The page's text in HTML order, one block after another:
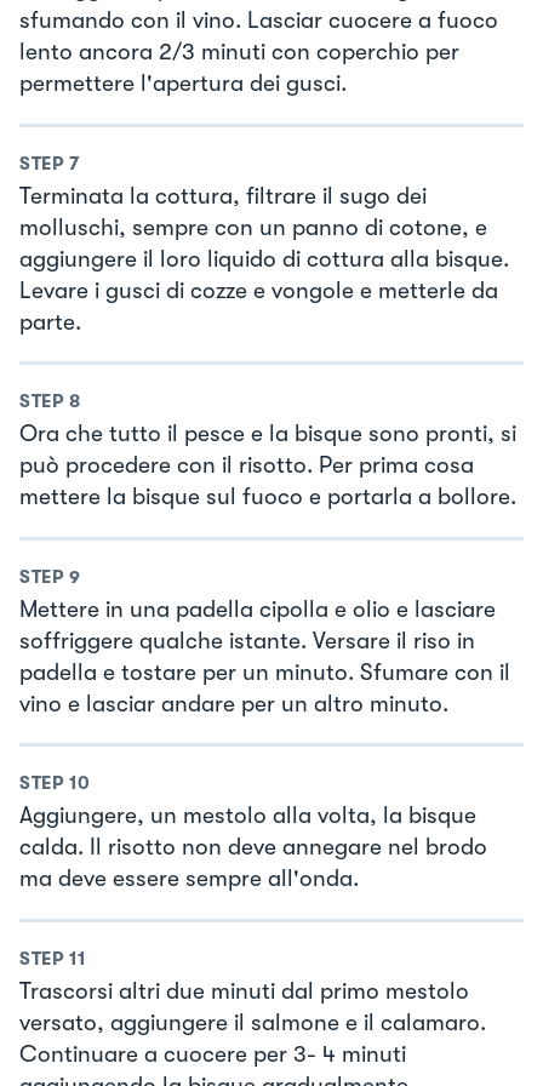
sfumando con il vino. Lasciar cuocere a fuoco
lento ancora 2/3 minuti con coperchio per
permettere l'apertura dei gusci.
STEP 7
Terminata la cottura, filtrare il sugo dei
molluschi, sempre con un panno di cotone, e
aggiungere il loro liquido di cottura alla bisque.
Levare i gusci di cozze e vongole e metterle da
parte.
STEP 8
Ora che tutto il pesce e la bisque sono pronti, si
può procedere con il risotto. Per prima cosa
mettere la bisque sul fuoco e portarla a bollore.
STEP 9
Mettere in una padella cipolla e olio e lasciare
soffriggere qualche istante. Versare il riso in
padella e tostare per un minuto. Sfumare con il
vino e lasciar andare per un altro minuto.
STEP 10
Aggiungere, un mestolo alla volta, la bisque
calda. Il risotto non deve annegare nel brodo
ma deve essere sempre all'onda.
STEP 11
Trascorsi altri due minuti dal primo mestolo
versato, aggiungere il salmone e il calamaro.
Continuare a cuocere per 3- 4 minuti